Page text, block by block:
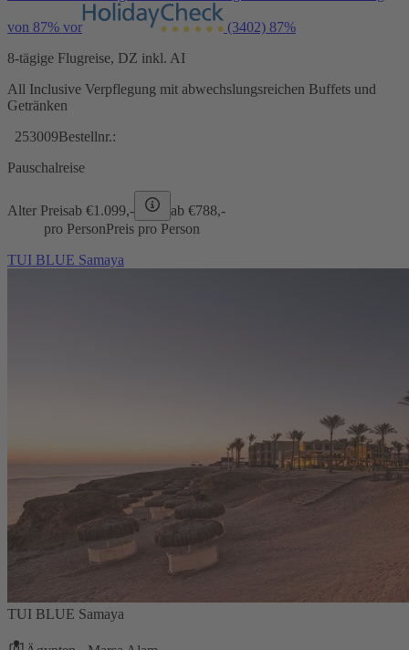
von 87% vor (3402) 87%
8-tägige Flugreise, DZ inkl. AI
All Inclusive Verpflegung mit abwechslungsreichen Buffets und
Getränken
253009Bestellnr.:
Pauschalreise
Alter Preisab €1.099,- ab €788,-
pro PersonPreis pro Person
TUI BLUE Samaya
TUI BLUE Samaya